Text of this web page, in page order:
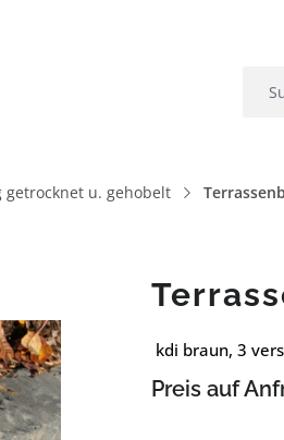
getrocknet u. gehobelt
kdi braun, 3
Preis auf